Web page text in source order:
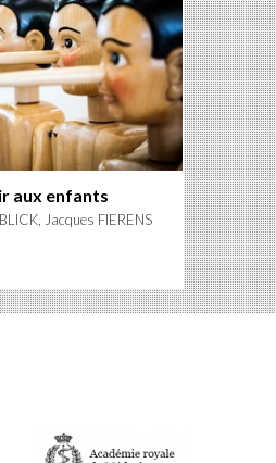
aux enfants
Jacques FIERENS